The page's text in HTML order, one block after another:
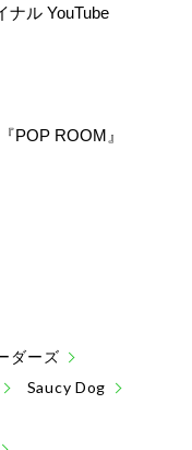
ナル YouTube
POP ROOM』
ダーズ
Saucy Dog